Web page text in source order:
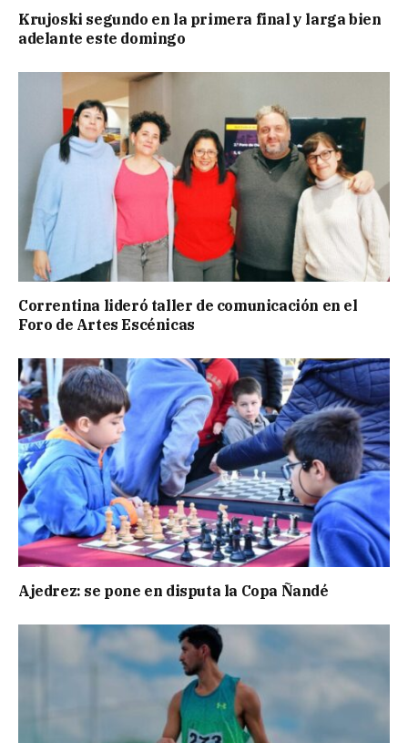
Krujoski segundo en la primera final y larga bien
adelante este domingo
Correntina lideró taller de comunicación en el
Foro de Artes Escénicas
Ajedrez: se pone en disputa la Copa Ñandé